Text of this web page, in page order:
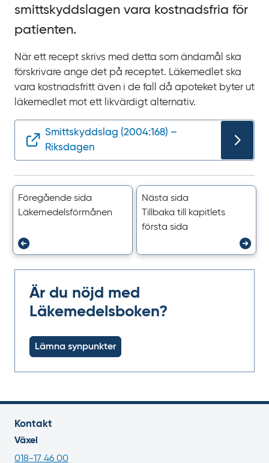
smittskyddslagen vara kostnadsfria för
patienten.
När ett recept skrivs med detta som ändamål ska
förskrivare ange det på receptet. Läkemedlet ska
vara kostnadsfritt även i de fall då apoteket byter ut
läkemedlet mot ett likvärdigt alternativ.
Smittskyddslag (2004:168) –
Riksdagen
Föregående sida
Läkemedels­förmånen
Nästa sida
Tillbaka till kapitlets
första sida
Är du nöjd med
Läkemedelsboken?
Lämna synpunkter
Kontakt
Växel
018-17 46 00